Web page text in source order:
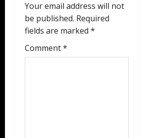
g
a
Your email address will not
be published. Required
fields are marked *
Comment*